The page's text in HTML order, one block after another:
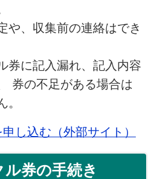
や、収集前の連絡はでき
券に記入漏れ、記入内容
券の不足がある場合は
。
し込む（外部サイト）
券の手続き